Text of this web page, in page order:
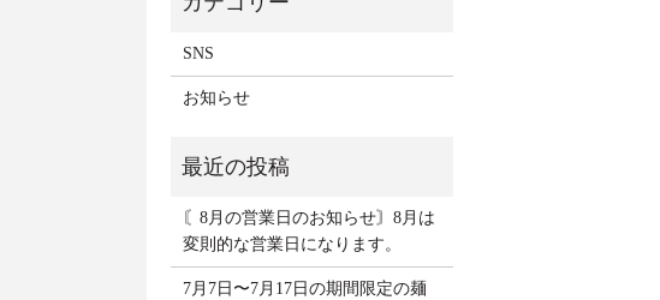
SNS
お知らせ
〘8月の営業日のお知らせ〙8月は
変則的な営業日になります。
7月7日〜7月17日の期間限定の麺